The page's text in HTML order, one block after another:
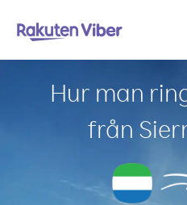
Hur man
från